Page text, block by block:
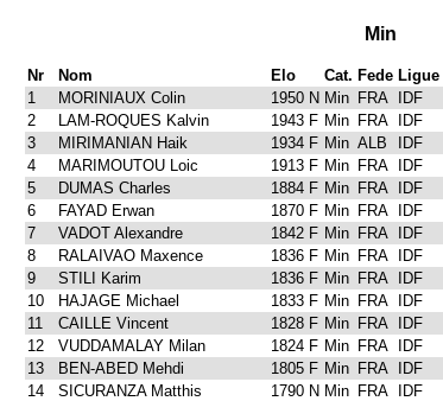
Min
Nr Nom Elo Cat. Fede Ligue
1
MORINIAUX Colin 1950 N Min FRA IDF
2
LAM-ROQUES Kalvin 1943 F Min FRA IDF
3
MIRIMANIAN Haik 1934 F Min ALB IDF
4
MARIMOUTOU Loic 1913 F Min FRA IDF
5
DUMAS Charles 1884 F Min FRA IDF
6
FAYAD Erwan 1870 F Min FRA IDF
7
VADOT Alexandre 1842 F Min FRA IDF
8
RALAIVAO Maxence 1836 F Min FRA IDF
9
STILI Karim 1836 F Min FRA IDF
10
HAJAGE Michael 1833 F Min FRA IDF
11
CAILLE Vincent 1828 F Min FRA IDF
12
VUDDAMALAY Milan 1824 F Min FRA IDF
13
BEN-ABED Mehdi 1805 F Min FRA IDF
14
SICURANZA Matthis 1790 N Min FRA IDF